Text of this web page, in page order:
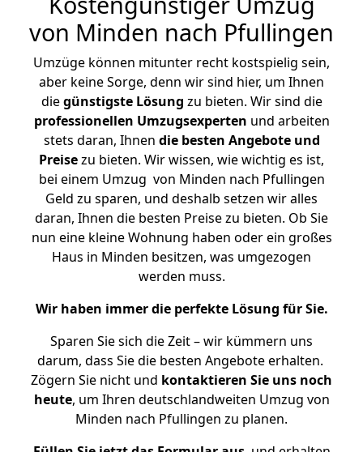
von Minden nach Pfullingen
Umzüge können mitunter recht kostspielig sein,
aber keine Sorge, denn wir sind hier, um Ihnen
diegünstigste Lösung zu bieten. Wir sind die
professionellen Umzugsexperten und arbeiten
stets daran, Ihnen die besten Angebote und
Preisezu bieten. Wir wissen, wie wichtig es ist,
bei einem Umzug von Minden nach Pfullingen
Geld zu sparen, und deshalb setzen wir alles
daran, Ihnen die besten Preise zu bieten. Ob Sie
nun eine kleine Wohnung haben oder ein großes
Haus in Minden besitzen, was umgezogen
werden muss.
Wir haben immer die perfekte Lösung für Sie.
Sparen Sie sich die Zeit – wir kümmern uns
darum, dass Sie die besten Angebote erhalten.
Zögern Sie nicht und kontaktieren Sie uns noch
heute, um Ihren deutschlandweiten Umzug von
Minden nach Pfullingen zu planen.